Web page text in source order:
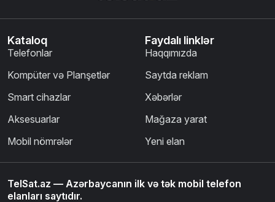
Kataloq
Telefonlar
Kompüter və Planşetlər
Smart cihazlar
Aksesuarlar
Mobil nömrələr
Faydalı linklər
Haqqımızda
Saytda reklam
Xəbərlər
Mağaza yarat
Yeni elan
TelSat.az — Azərbaycanın ilk və tək mobil telefon
elanları saytıdır.